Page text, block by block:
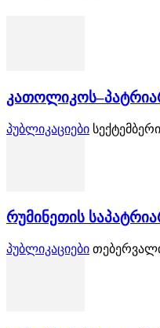
პუბლიკაციები
რუმინეთის
პუბლიკაციები